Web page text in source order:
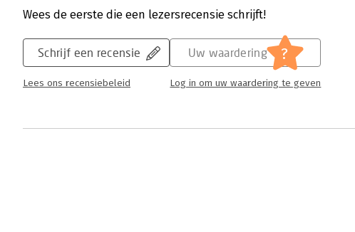
Wees de eerste die een lezersrecensie schrijft!
Schrijf een recensie
Lees ons recensiebeleid
Uw waardering ?
Log in om uw waardering te geven